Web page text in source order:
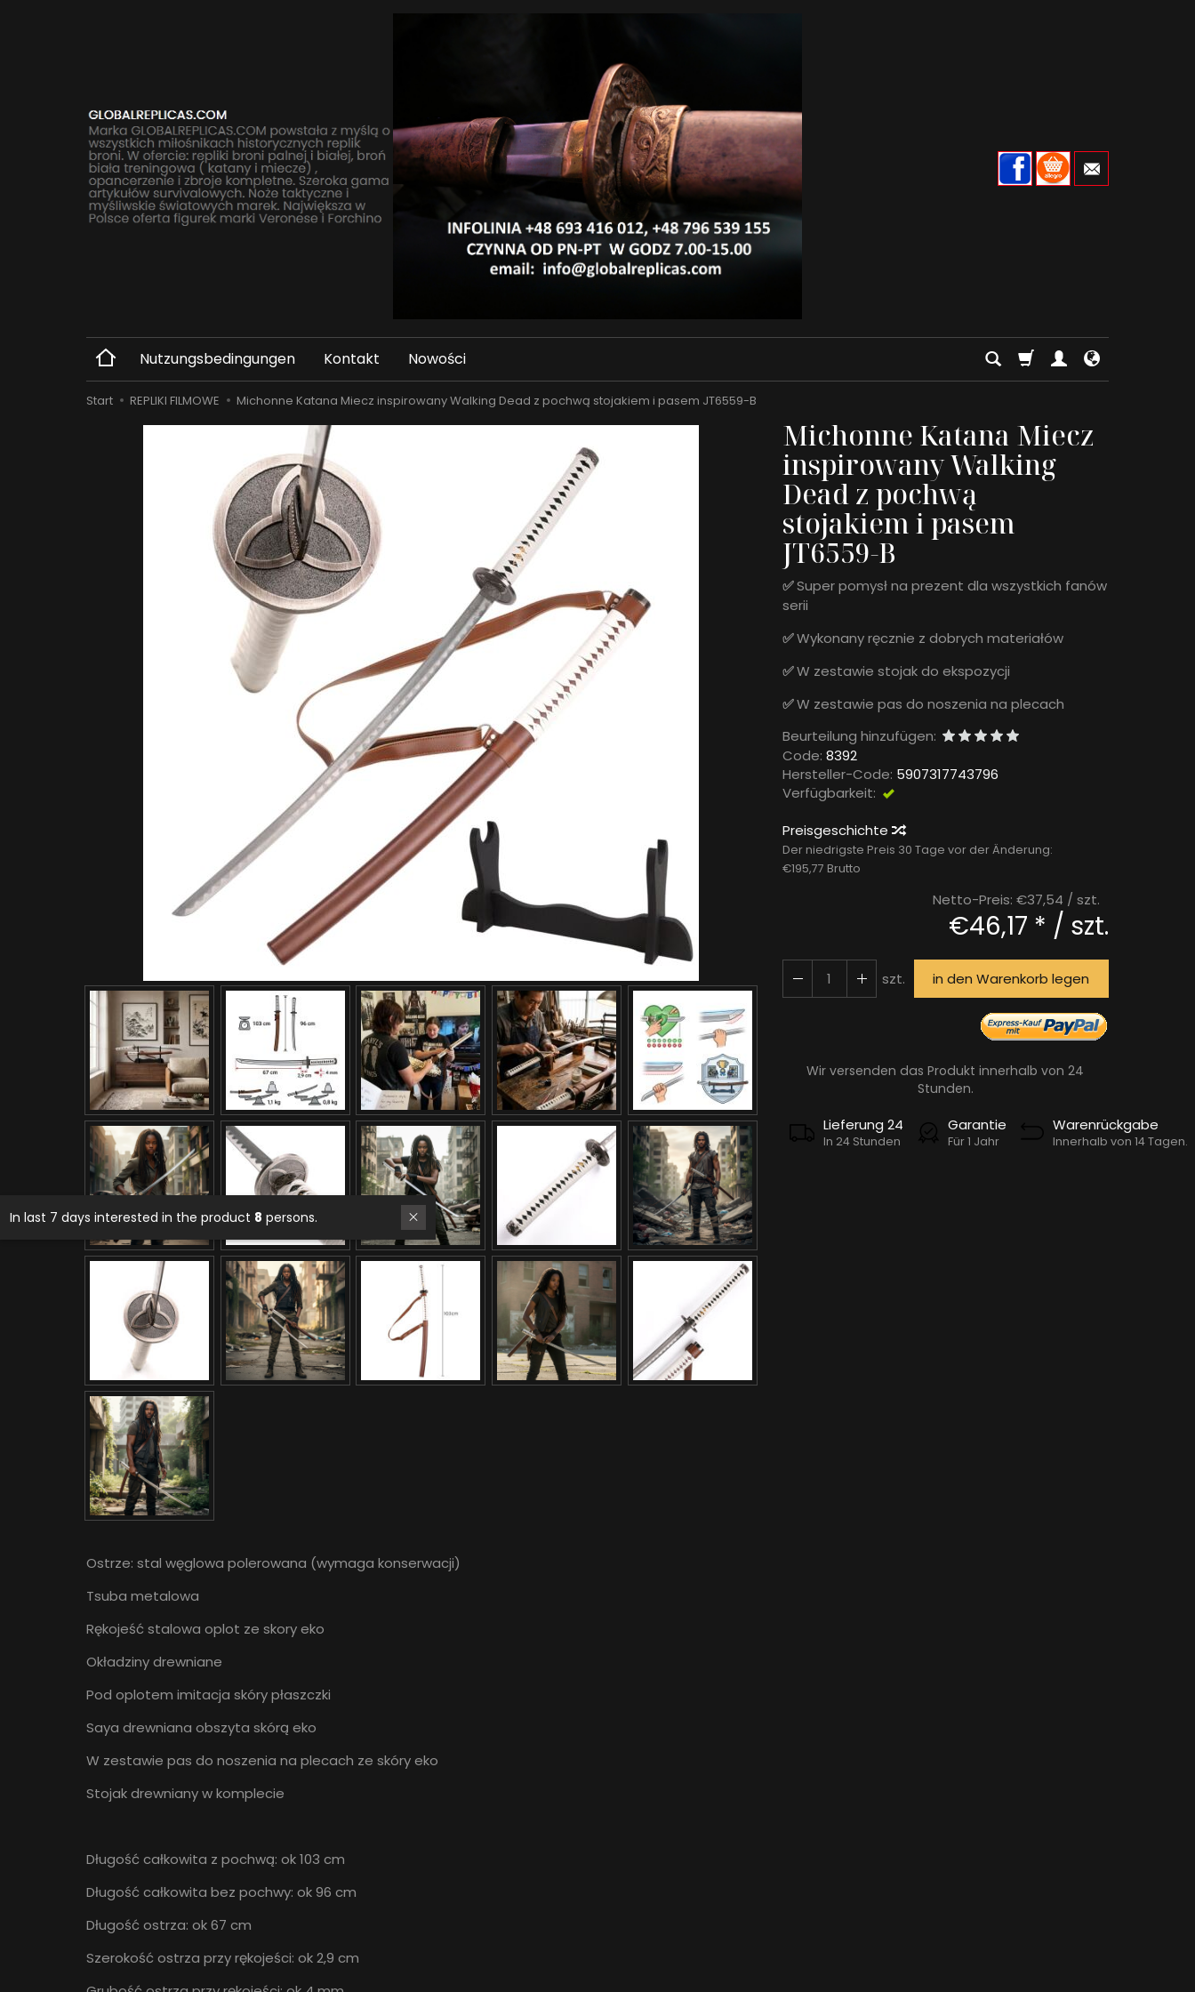
Nutzungsbedingungen Kontakt Nowości
Start REPLIKI FILMOWE Michonne Katana Miecz inspirowany Walking Dead z pochwą stojakiem i pasem JT6559-B
Michonne Katana Miecz
inspirowany Walking
Dead z pochwą
stojakiem i pasem
JT6559-B
✅Super pomysł na prezent dla wszystkich fanów
serii
✅Wykonany ręcznie z dobrych materiałów
✅W zestawie stojak do ekspozycji
✅W zestawie pas do noszenia na plecach
Beurteilung hinzufügen:
Code: 8392
Hersteller-Code: 5907317743796
Verfügbarkeit:
Preisgeschichte
Der niedrigste Preis 30 Tage vor der Änderung:
€195,77 Brutto
Netto-Preis: €37,54 / szt.
€46,17 * / szt.
szt. in den Warenkorb legen
Wir versenden das Produkt innerhalb von 24
Stunden.
Lieferung 24
In 24 Stunden
Garantie
Für 1 Jahr
Warenrückgabe
Innerhalb von 14 Tagen.
Ostrze: stal węglowa polerowana (wymaga konserwacji)
Tsuba metalowa
Rękojeść stalowa oplot ze skory eko
Okładziny drewniane
Pod oplotem imitacja skóry płaszczki
Saya drewniana obszyta skórą eko
W zestawie pas do noszenia na plecach ze skóry eko
Stojak drewniany w komplecie
Długość całkowita z pochwą: ok 103 cm
Długość całkowita bez pochwy: ok 96 cm
Długość ostrza: ok 67 cm
Szerokość ostrza przy rękojeści: ok 2,9 cm
In last 7 days interested in the product 8 persons.